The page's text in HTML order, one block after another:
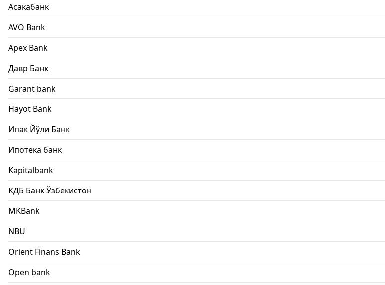
Асакабанк
AVO Bank
Apex Bank
Давр Банк
Garant bank
Hayot Bank
Ипак Йўли Банк
Ипотека банк
Kapitalbank
КДБ Банк Ўзбекистон
MKBank
NBU
Orient Finans Bank
Open bank